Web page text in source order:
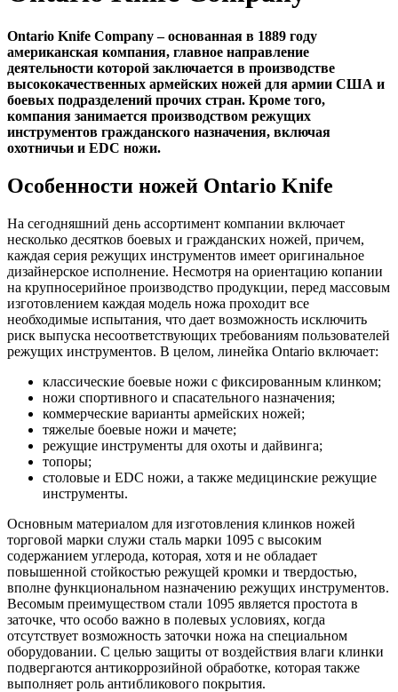
Ontario Knife Company – основанная в 1889 году
американская компания, главное направление
деятельности которой заключается в производстве
высококачественных армейских ножей для армии США и
боевых подразделений прочих стран. Кроме того,
компания занимается производством режущих
инструментов гражданского назначения, включая
охотничьи и EDC ножи.
Особенности ножей Ontario Knife
На сегодняшний день ассортимент компании включает
несколько десятков боевых и гражданских ножей, причем,
каждая серия режущих инструментов имеет оригинальное
дизайнерское исполнение. Несмотря на ориентацию копании
на крупносерийное производство продукции, перед массовым
изготовлением каждая модель ножа проходит все
необходимые испытания, что дает возможность исключить
риск выпуска несоответствующих требованиям пользователей
режущих инструментов. В целом, линейка Ontario включает:
классические боевые ножи с фиксированным клинком;
ножи спортивного и спасательного назначения;
коммерческие варианты армейских ножей;
тяжелые боевые ножи и мачете;
режущие инструменты для охоты и дайвинга;
топоры;
столовые и EDC ножи, а также медицинские режущие
инструменты.
Основным материалом для изготовления клинков ножей
торговой марки служи сталь марки 1095 с высоким
содержанием углерода, которая, хотя и не обладает
повышенной стойкостью режущей кромки и твердостью,
вполне функциональном назначению режущих инструментов.
Весомым преимуществом стали 1095 является простота в
заточке, что особо важно в полевых условиях, когда
отсутствует возможность заточки ножа на специальном
оборудовании. С целью защиты от воздействия влаги клинки
подвергаются антикоррозийной обработке, которая также
выполняет роль антибликового покрытия.